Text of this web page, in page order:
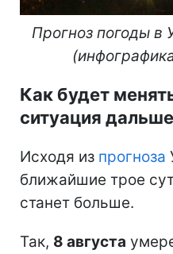
Прогноз погоды в
Как будет
ситуация дальше
Исходя из прогноза
ближайшие трое
станет больше.
Так, 8 августа